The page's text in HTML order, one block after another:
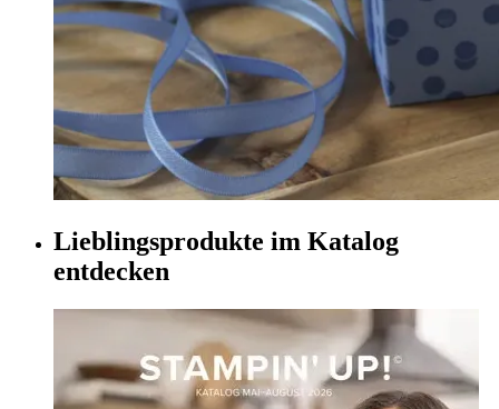
Lieblingsprodukte im Katalog
entdecken